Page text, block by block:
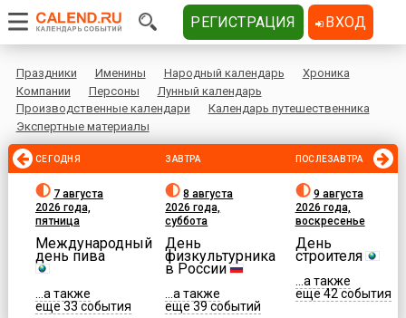
Праздники Именины Народный календарь
Хроника
Компании
Персоны
Лунный календарь
Производственные календари
Календарь путешественника
Экспертные материалы
СЕГОДНЯ
7 августа
2026 года,
пятница
Международный
день пива
...а также
еще 33 события
ЗАВТРА
8 августа
2026 года,
суббота
День
физкультурника
в России
...а также
еще 39 событий
ПОСЛЕЗАВТРА
9 августа
2026 года,
воскресенье
День
строителя
...а также
еще 42 события
РЕГИСТРАЦИЯ ВХОД